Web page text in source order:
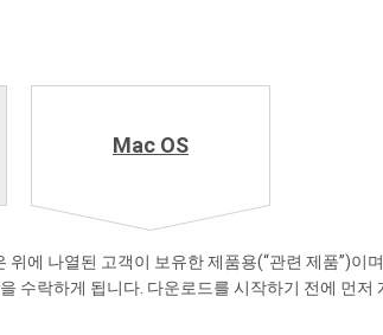
Mac OS
에 나열된 고객이 보유한 제품용(“관련 제품”)이
수락하게 됩니다. 다운로드를 시작하기 전에 먼저